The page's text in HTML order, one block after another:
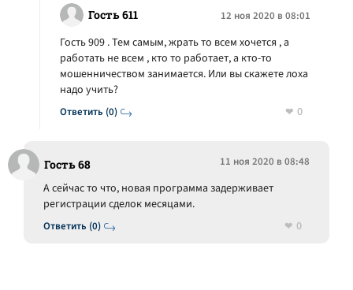
Гость 611 12 ноя 2020 в 08:01
Ответить (0)
Гость 909 . Тем самым, жрать то всем хочется , а
работать не всем , кто то работает, а кто-то
мошенничеством занимается. Или вы скажете лоха
надо учить?
0
Гость 68 11 ноя 2020 в 08:48
Ответить (0)
А сейчас то что, новая программа задерживает
регистрации сделок месяцами.
0